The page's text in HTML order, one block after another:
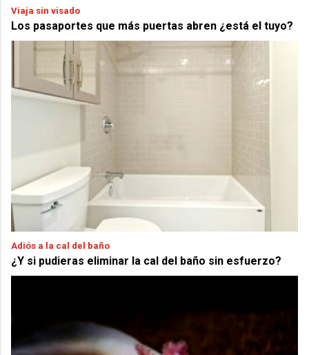
Viaja sin visado
Los pasaportes que más puertas abren ¿está el tuyo?
Adiós a la cal del baño
¿Y si pudieras eliminar la cal del baño sin esfuerzo?